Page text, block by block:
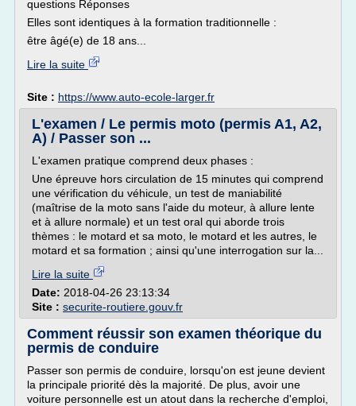
questions Réponses
Elles sont identiques à la formation traditionnelle :
être âgé(e) de 18 ans...
Lire la suite
Site : https://www.auto-ecole-larger.fr
L'examen / Le permis moto (permis A1, A2,
A) / Passer son ...
L'examen pratique comprend deux phases :
Une épreuve hors circulation de 15 minutes qui comprend
une vérification du véhicule, un test de maniabilité
(maîtrise de la moto sans l'aide du moteur, à allure lente
et à allure normale) et un test oral qui aborde trois
thèmes : le motard et sa moto, le motard et les autres, le
motard et sa formation ; ainsi qu'une interrogation sur la...
Lire la suite
Date: 2018-04-26 23:13:34
Site : securite-routiere.gouv.fr
Comment réussir son examen théorique du
permis de conduire
Passer son permis de conduire, lorsqu'on est jeune devient
la principale priorité dès la majorité. De plus, avoir une
voiture personnelle est un atout dans la recherche d'emploi,